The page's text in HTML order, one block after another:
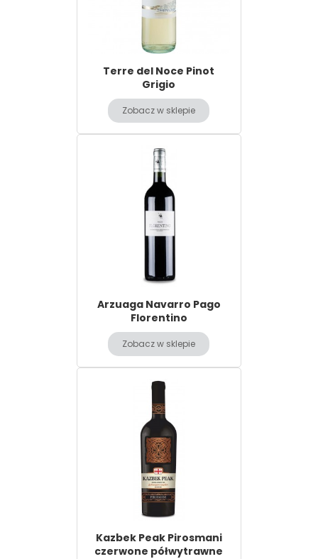
Terre del Noce Pinot
Grigio
Zobacz w sklepie
Arzuaga Navarro Pago
Florentino
Zobacz w sklepie
Kazbek Peak Pirosmani
czerwone półwytrawne